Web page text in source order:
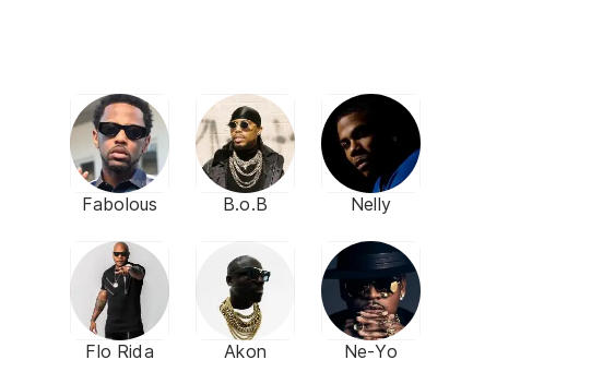
Fabolous B.o.B Nelly
Flo Rida Akon Ne-Yo